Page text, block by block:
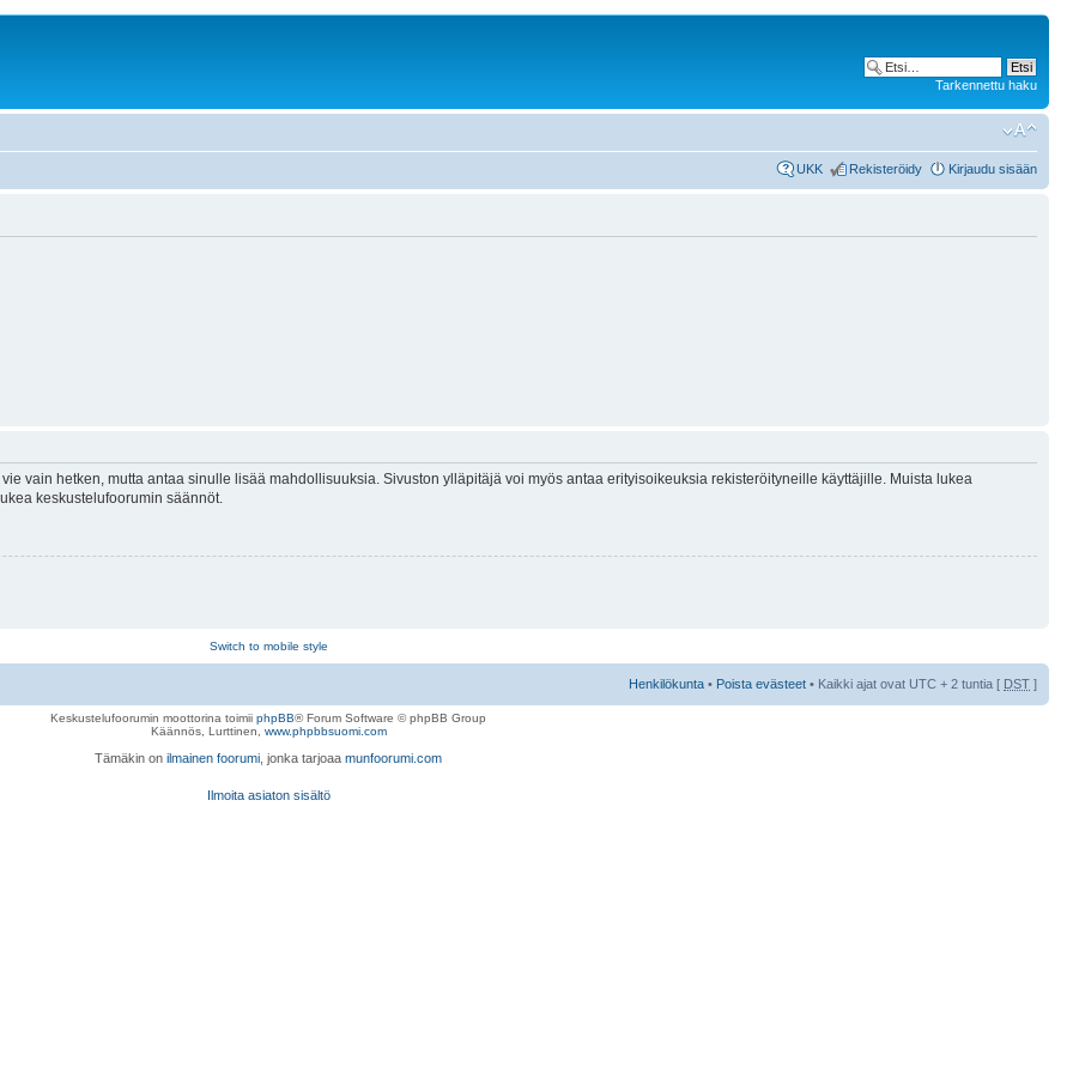
Tarkennettu haku
UKK Rekisteröidy Kirjaudu sisään
vain hetken, mutta antaa sinulle lisää mahdollisuuksia. Sivuston ylläpitäjä voi myös antaa erityisoikeuksia rekisteröityneille käyttäjille. Muista lukea
keskustelufoorumin säännöt.
Switch to mobile style
Henkilökunta • Poista evästeet • Kaikki ajat ovat UTC + 2 tuntia [ DST ]
Keskustelufoorumin moottorina toimii phpBB® Forum Software © phpBB Group
Käännös, Lurttinen, www.phpbbsuomi.com
Tämäkin on ilmainen foorumi , jonka tarjoaa munfoorumi.com
Ilmoita asiaton sisältö